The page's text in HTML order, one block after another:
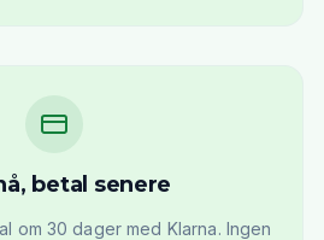
betal senere
om 30 dager med Klarna. Ingen